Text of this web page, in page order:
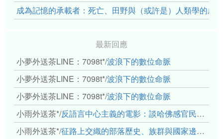
成為記憶的承載者：死亡、田野與（或許是）人類學的成
最新回應
小夢外送茶LINE：7098t*/波浪下的數位命脈
小夢外送茶LINE：7098t*/波浪下的數位命脈
小夢外送茶LINE：7098t*/波浪下的數位命脈
小雨外送茶*/反語言中心主義的電影：談哈佛感官民族誌實驗室
小雨外送茶*/征路上交織的部落歷史、族群與國家邊界敘事： 《路有多長》、《高砂的翅膀》、《檔案／李光輝》